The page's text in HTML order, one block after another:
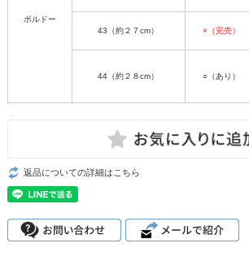
ボルドー
43（約２７cm） ×（完売）
44（約２８cm） ○（あり）
返品についての詳細はこちら